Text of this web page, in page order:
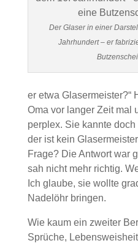
Der Glaser in einer
Jahrhundert – er
er etwa Glasermeister?“
Oma vor langer Zeit mal
perplex. Sie kannte
der ist kein
Frage? Die Antwort war
sah nicht mehr richtig.
Ich glaube, sie wollte
Nadelöhr bringen.
Wie kaum ein zweiter
Sprüche,